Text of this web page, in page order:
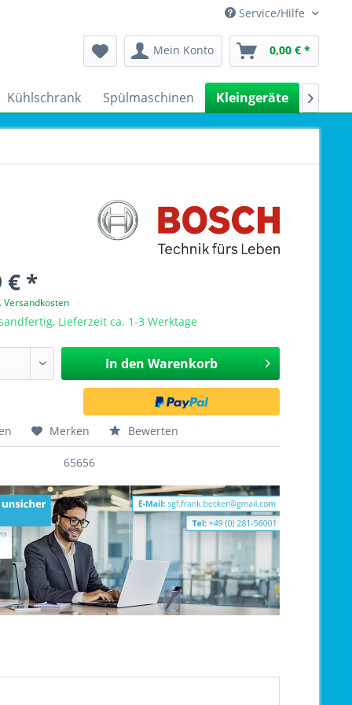
Service/Hilfe
Mein Konto 0,00 € *
Kühlschrank Spülmaschinen Kleingeräte Sale

€ *
Versandkosten
Lieferzeit ca. 1-3 Werktage
In den Warenkorb
Merken Bewerten
65656